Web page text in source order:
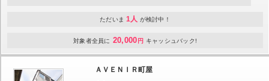
ただいま 1人 が検討中！
対象者全員に 20,000 円 キャッシュバック!
ＡＶＥＮＩＲ町屋